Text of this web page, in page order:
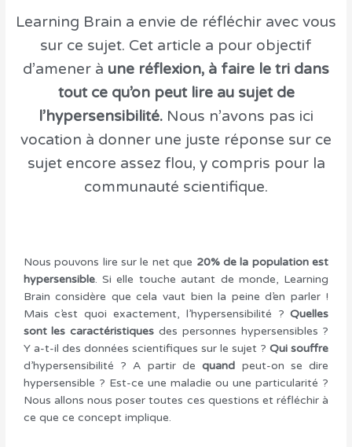
Learning Brain a envie de réfléchir avec vous
sur ce sujet. Cet article a pour objectif
d’amener à une réflexion, à faire le tri dans
tout ce qu’on peut lire au sujet de
l’hypersensibilité. Nous n’avons pas ici
vocation à donner une juste réponse sur ce
sujet encore assez flou, y compris pour la
communauté scientifique.
Nous pouvons lire sur le net que 20% de la population est
hypersensible. Si elle touche autant de monde, Learning
Brain considère que cela vaut bien la peine d’en parler !
Mais c’est quoi exactement, l’hypersensibilité ?Quelles
sont les caractéristiques des personnes hypersensibles ?
Y a-t-il des données scientifiques sur le sujet ?Qui souffre
d’hypersensibilité ? A partir dequand peut-on se dire
hypersensible ? Est-ce une maladie ou une particularité ?
Nous allons nous poser toutes ces questions et réfléchir à
ce que ce concept implique.